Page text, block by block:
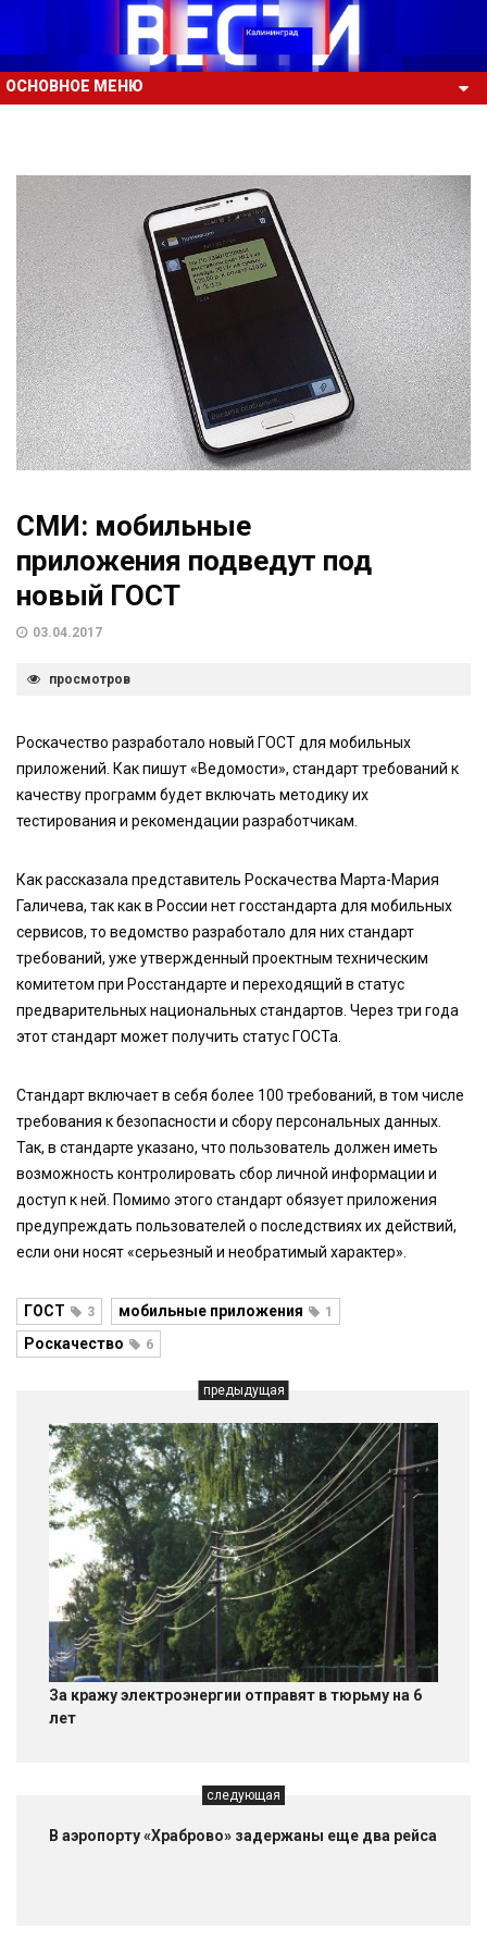
ОСНОВНОЕ МЕНЮ
СМИ: мобильные
приложения подведут под
новый ГОСТ
03.04.2017
просмотров
Роскачество разработало новый ГОСТ для мобильных
приложений. Как пишут «Ведомости», стандарт требований к
качеству программ будет включать методику их
тестирования и рекомендации разработчикам.
Как рассказала представитель Роскачества Марта-Мария
Галичева, так как в России нет госстандарта для мобильных
сервисов, то ведомство разработало для них стандарт
требований, уже утвержденный проектным техническим
комитетом при Росстандарте и переходящий в статус
предварительных национальных стандартов. Через три года
этот стандарт может получить статус ГОСТа.
Стандарт включает в себя более 100 требований, в том числе
требования к безопасности и сбору персональных данных.
Так, в стандарте указано, что пользователь должен иметь
возможность контролировать сбор личной информации и
доступ к ней. Помимо этого стандарт обязует приложения
предупреждать пользователей о последствиях их действий,
если они носят «серьезный и необратимый характер».
ГОСТ 3 мобильные приложения 1
Роскачество 6
предыдущая
За кражу электроэнергии отправят в тюрьму на 6
лет
следующая
В аэропорту «Храброво» задержаны еще два рейса